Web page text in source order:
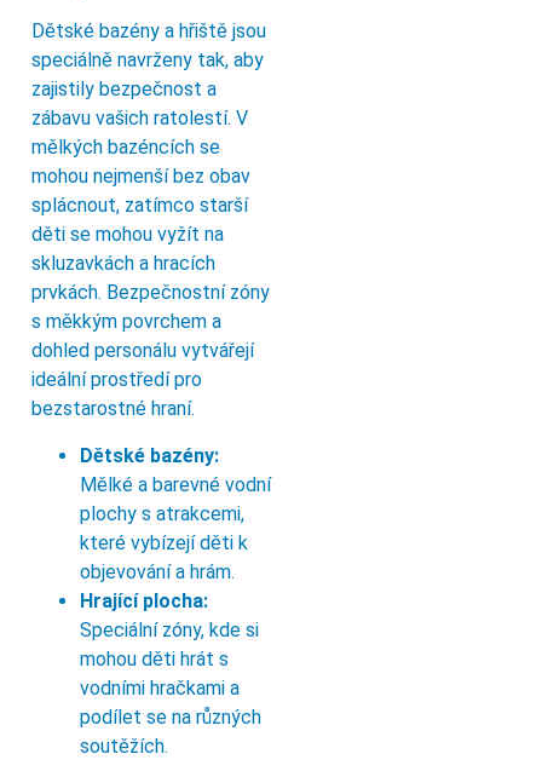
Dětské bazény a hřiště jsou
speciálně navrženy tak, aby
zajistily bezpečnost a
zábavu vašich ratolestí. V
mělkých bazéncích se
mohou nejmenší bez obav
splácnout, zatímco starší
děti se mohou vyžít na
skluzavkách a hracích
prvkách. Bezpečnostní zóny
s měkkým povrchem a
dohled personálu vytvářejí
ideální prostředí pro
bezstarostné hraní.
Dětské bazény:
Mělké a barevné vodní
plochy s atrakcemi,
které vybízejí děti k
objevování a hrám.
Hrající plocha:
Speciální zóny, kde si
mohou děti hrát s
vodními hračkami a
podílet se na různých
soutěžích.